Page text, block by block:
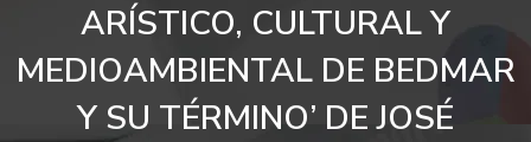
ARÍSTICO, CULTURAL Y
MEDIOAMBIENTAL DE BEDMAR
Y SU TÉRMINO’ DE JOSÉ